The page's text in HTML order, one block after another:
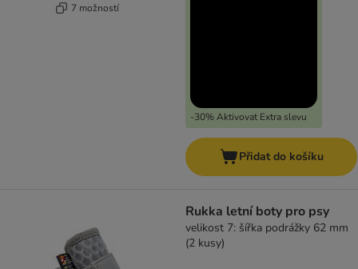
7 možností
-30% Aktivovat Extra slevu
Přidat do košíku
Rukka letní boty pro psy
velikost 7: šířka podrážky 62 mm
(2 kusy)